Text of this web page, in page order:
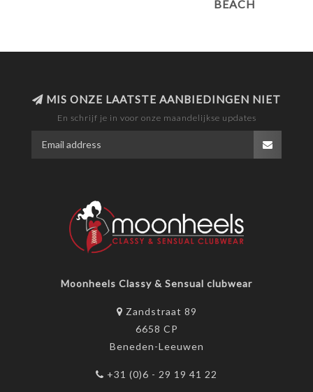
BEACH
MIS ONZE LAATSTE AANBIEDINGEN NIET
En schrijf je in voor onze maandelijkse updates
Moonheels Classy & Sensual clubwear
Zandstraat 89
6658 CP
Beneden-Leeuwen
+31 (0)6 - 29 19 41 22